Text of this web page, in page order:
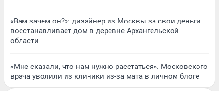
«Вам зачем он?»: дизайнер из Москвы за свои деньги
восстанавливает дом в деревне Архангельской
области
«Мне сказали, что нам нужно расстаться». Московского
врача уволили из клиники из-за мата в личном блоге